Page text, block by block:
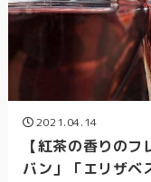
2021.04.14
【紅茶の香りの
バン」「エリザベ